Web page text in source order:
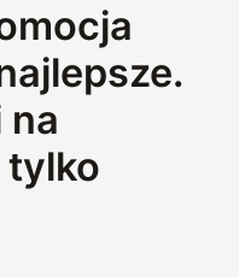
na
tylko